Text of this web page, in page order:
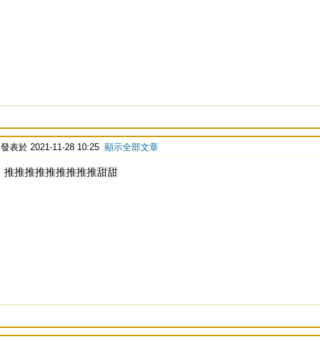
發表於 2021-11-28 10:25顯示全部文章
推推推推推推推推推甜甜